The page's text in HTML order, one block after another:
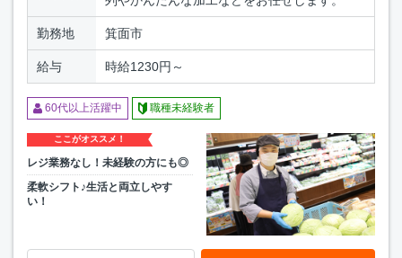
勤務地 箕面市
給与 時給1230円～
60代以上活躍中 職種未経験者
ここがオススメ！
レジ業務なし！未経験の方にも◎
柔軟シフト♪生活と両立しやす
い！